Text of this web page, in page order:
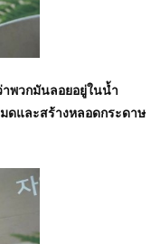
พวกมันลอยอยู่ในน้ำ
ดและสร้างหลอดกระดาษ